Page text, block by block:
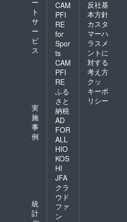
ー
ト
サ
ー
ビ
ス
実
施
事
例
統
計
CAM
PFI
RE
for
Spor
ts
CAM
PFI
RE
ふる
さと
納税
AD
FOR
ALL
HIO
KOS
HI
JFA
クラ
ウド
ファ
ン
反社基
本方針
カスタ
マーハ
ラスメ
ントに
対する
考え方
クッ
キーポ
リシー